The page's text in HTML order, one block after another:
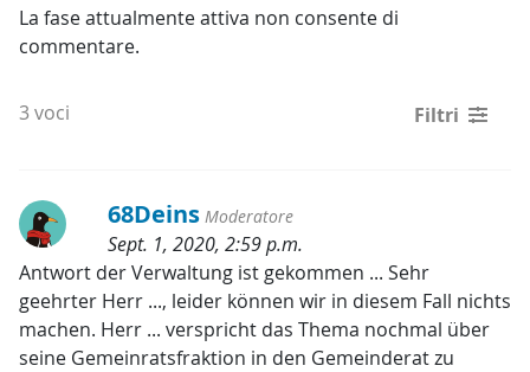
La fase attualmente attiva non consente di
commentare.
3 voci Filtri
68Deins Moderatore
Sept. 1, 2020, 2:59 p.m.
Categorie:
Antwort der Verwaltung ist gekommen ... Sehr
geehrter Herr ..., leider können wir in diesem Fall nichts
machen. Herr ... verspricht das Thema nochmal über
seine Gemeinratsfraktion in den Gemeinderat zu